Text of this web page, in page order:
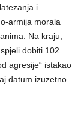
i
armija morala
Na kraju,
dobiti 102
agresije“ istakao
datum izuzetno